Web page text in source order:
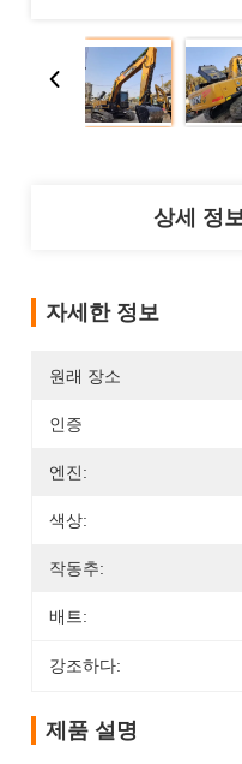
상세 정
자세한 정보
원래 장소
인증
엔진:
색상:
작동추:
배트:
강조하다:
제품 설명